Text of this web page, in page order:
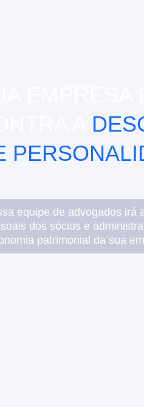
equipe de advogados irá
dos sócios e
patrimonial da sua